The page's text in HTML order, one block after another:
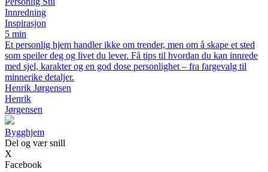
Innredning
Inspirasjon
5 min
Et personlig hjem handler ikke om trender, men om å skape et sted
som speiler deg og livet du lever. Få tips til hvordan du kan innrede
med sjel, karakter og en god dose personlighet – fra fargevalg til
minnerike detaljer.
Henrik Jørgensen
Henrik
Jørgensen
Bygghjem
Del og vær snill
X
Facebook